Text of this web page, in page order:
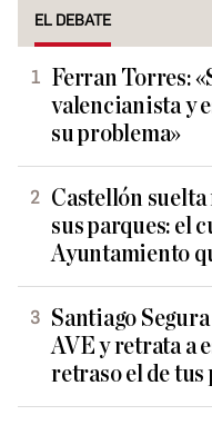
EL DEBATE
Ferran Torres:
valencianista y
su problema»
Castellón
sus parques: el
Ayuntamiento
Santiago
AVE y retrata a
retraso el de tus